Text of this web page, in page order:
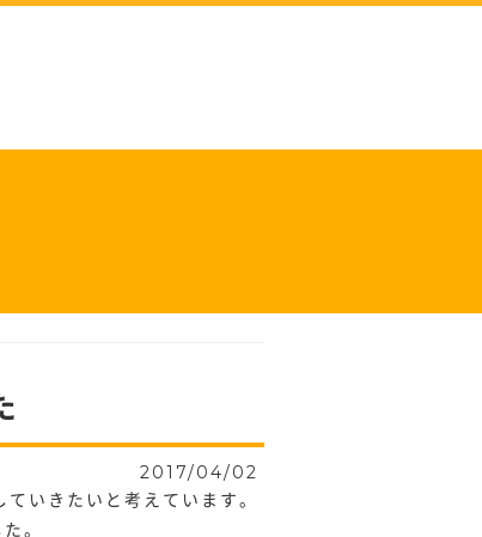
2017/04/02
いきたいと考えています。
。